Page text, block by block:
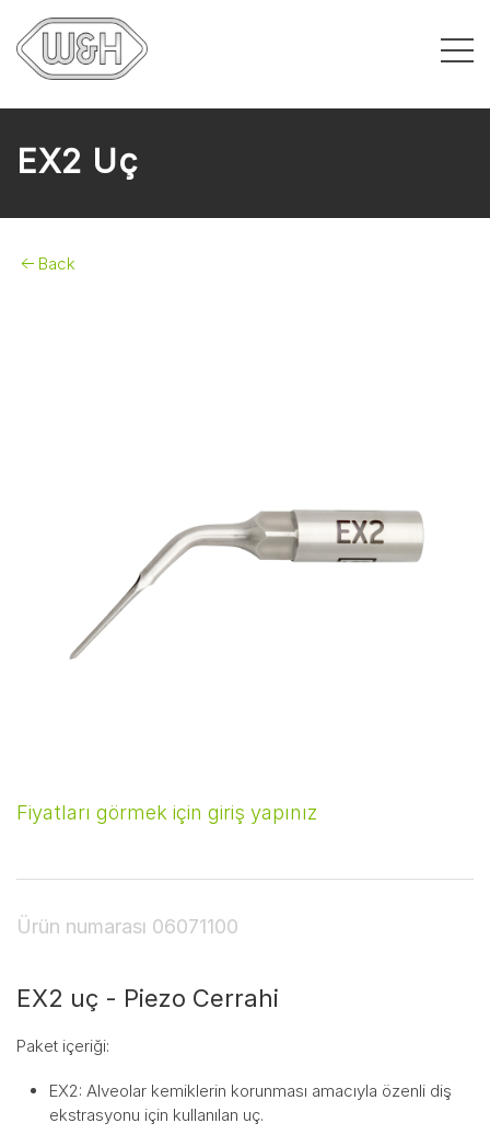
EX2 Uç
Back
Fiyatları görmek için giriş yapınız
Ürün numarası 06071100
EX2 uç - Piezo Cerrahi
Paket içeriği:
EX2: Alveolar kemiklerin korunması amacıyla özenli diş
ekstrasyonu için kullanılan uç.